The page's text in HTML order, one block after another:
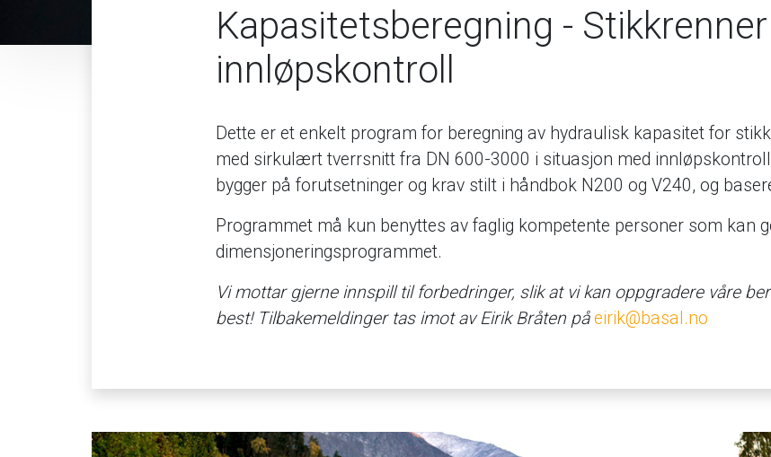
Kapasitetsberegning -
innløpskontroll
Dette er et enkelt program for beregning av hydraulisk kapasitet for
med sirkulært tverrsnitt fra DN 600-3000 i situasjon med
bygger på forutsetninger og krav stilt i håndbok N200 og V240, og
Programmet må kun benyttes av faglig kompetente personer som kan
dimensjoneringsprogrammet.
Vi mottar gjerne innspill til forbedringer, slik at vi kan oppgradere våre
best! Tilbakemeldinger tas imot av Eirik Bråten påeirik@basal.no